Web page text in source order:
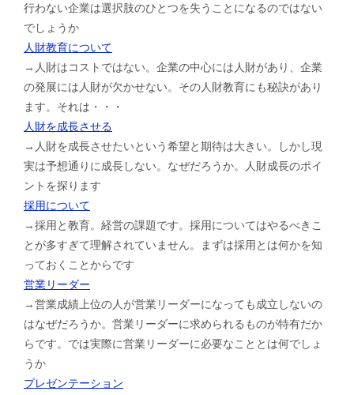
行わない企業は選択肢のひとつを失うことになるのではない
でしょうか
人財教育について
→人財はコストではない。企業の中心には人財があり、企業
の発展には人財が欠かせない。その人財教育にも秘訣があり
ます。それは・・・
人財を成長させる
→人財を成長させたいという希望と期待は大きい。しかし現
実は予想通りに成長しない。なぜだろうか。人財成長のポイ
ントを探ります
採用について
→採用と教育。経営の課題です。採用についてはやるべきこ
とが多すぎて理解されていません。まずは採用とは何かを知
っておくことからです
営業リーダー
→営業成績上位の人が営業リーダーになっても成立しないの
はなぜだろうか。営業リーダーに求められるものが特有だか
らです。では実際に営業リーダーに必要なこととは何でしょ
うか
プレゼンテーション